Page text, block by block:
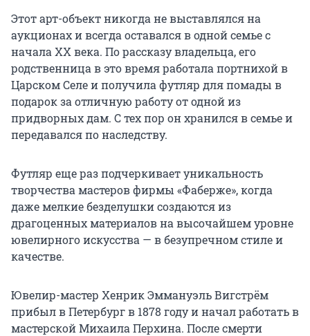
Этот арт-объект никогда не выставлялся на
аукционах и всегда оставался в одной семье с
начала XX века. По рассказу владельца, его
родственница в это время работала портнихой в
Царском Селе и получила футляр для помады в
подарок за отличную работу от одной из
придворных дам. С тех пор он хранился в семье и
передавался по наследству.
Футляр еще раз подчеркивает уникальность
творчества мастеров фирмы «Фаберже», когда
даже мелкие безделушки создаются из
драгоценных материалов на высочайшем уровне
ювелирного искусства — в безупречном стиле и
качестве.
Ювелир-мастер Хенрик Эммануэль Вигстрём
прибыл в Петербург в 1878 году и начал работать в
мастерской Михаила Перхина. После смерти